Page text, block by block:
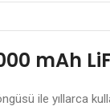
mAh
ile yıllarca